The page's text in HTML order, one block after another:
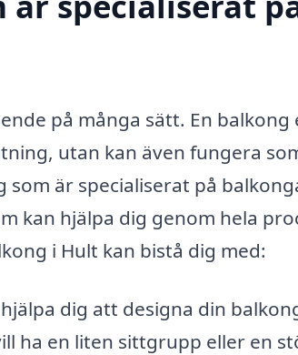
på många sätt. En
utan kan även fungera
är specialiserat på
kan hjälpa dig genom hela
i Hult kan bistå dig med:
dig att designa din
ha en liten sittgrupp eller en